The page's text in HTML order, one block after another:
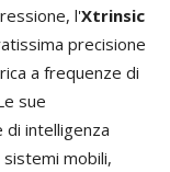
l'Xtrinsic
precisione
a frequenze di
sue
intelligenza
mobili,